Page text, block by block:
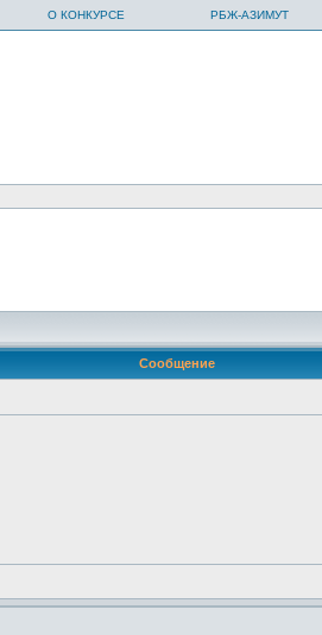
О КОНКУРСЕ РБЖ-АЗИМУТ
Сообщение